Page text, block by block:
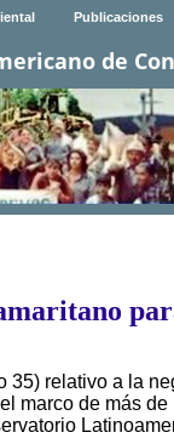
Publicaciones
de
35) relativo a la
marco de más